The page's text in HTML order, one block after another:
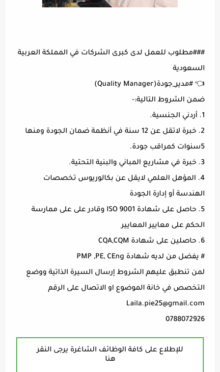
###مطلوب للعمل لدى كبرى الشركات في المملكة العربية
السعودية
👈 #مدير_جودة(Quality Manager)
ضمن الشروط التالية:-
1. أردني الجنسية.
2. خبرة لاتقل عن 12 سنة في أنظمة ضمان الجودة ومنها
5سنوات كمراقب جودة.
3. خبرة في مشاريع المباني والبنية التحتية.
4. المؤهل العلمي لايقل عن بكالوريوس تخصصات
الهندسة أو إدارة الجودة
5. حاصل على شهادة ISO 9001 وقادر على على ممارسة
الحكم على معايير المعايير
6. حاصلين على شهادة CQA,CQM
# يفضل من لديه شهادة PMP ,PE, CEng
لمن تنطبق عليهم الشروط إرسال السيرة الذاتية ووضع
التخصص في خانة الموضوع او الاتصال على الرقم
Laila.pie25@gmail.com
0788072926
للإطلاع على كافة الوظائف الشاغرة يرجى النقر
هنا